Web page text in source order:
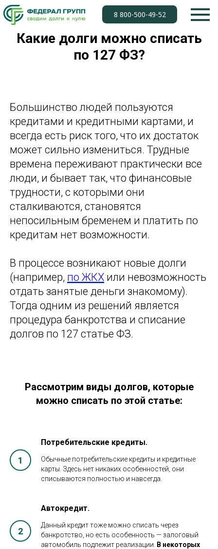
8 800-500-49-52
Какие долги можно списать
по 127 ФЗ?
Большинство людей пользуются
кредитами и кредитными картами, и
всегда есть риск того, что их достаток
может сильно измениться. Трудные
времена переживают практически все
люди, и бывает так, что финансовые
трудности, с которыми они
сталкиваются, становятся
непосильным бременем и платить по
кредитам нет возможности.
В процессе возникают новые долги
(например, по ЖКХ или невозможность
отдать занятые деньги знакомому).
Тогда одним из решений является
процедура банкротства и списание
долгов по 127 статье ФЗ.
Рассмотрим виды долгов, которые
можно списать по этой статье:
Потребительские кредиты.
Обычные потребительские кредиты и кредитные
карты. Здесь нет никаких особенностей, они
списываются полностью и навсегда.
Автокредит.
Данный кредит тоже можно списать через
банкротство, но есть особенность — залоговый
автомобиль подлежит реализации.
В некоторых